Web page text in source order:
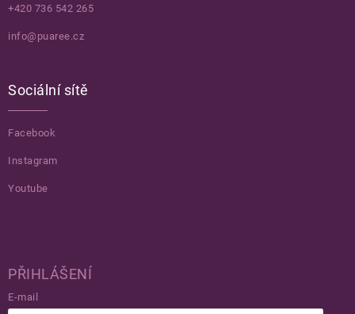
+420 736 542 265
info@puaree.cz
Sociální sítě
Facebook
Instagram
Youtube
PŘIHLÁŠENÍ
E-mail